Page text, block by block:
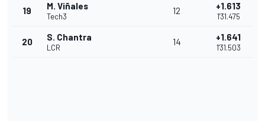
19 M. Viñales
Tech3
12 +1.613
1'31.475
20 S. Chantra
LCR
14 +1.641
1'31.503